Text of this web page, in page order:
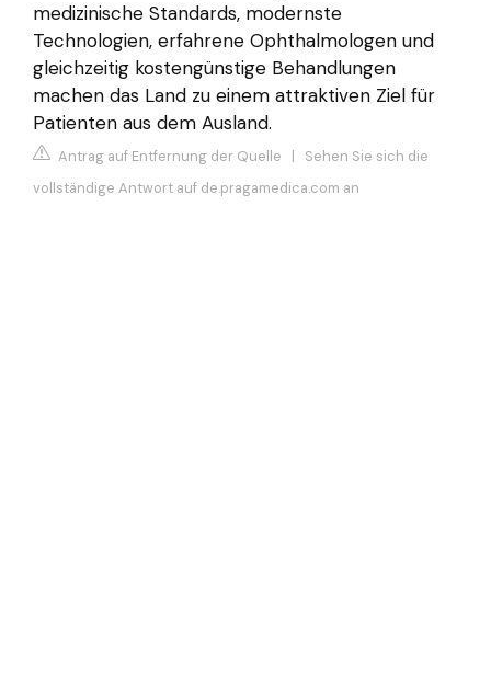
medizinische Standards, modernste
Technologien, erfahrene Ophthalmologen und
gleichzeitig kostengünstige Behandlungen
machen das Land zu einem attraktiven Ziel für
Patienten aus dem Ausland.
Antrag auf Entfernung der Quelle | Sehen Sie sich die
vollständige Antwort auf de.pragamedica.com an